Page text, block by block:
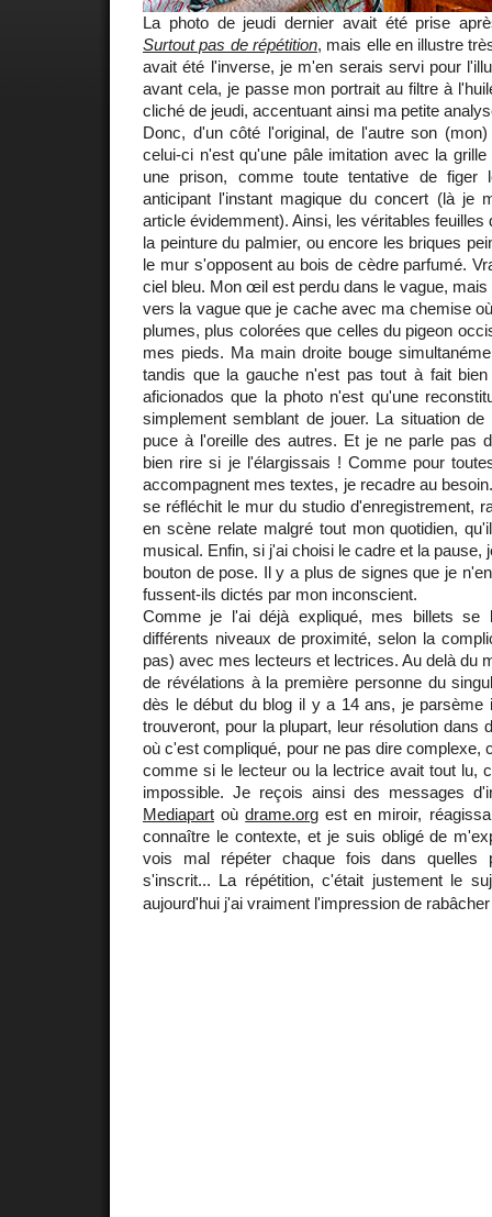
La photo de jeudi dernier avait été prise
Surtout pas de répétition, mais elle en illustre
avait été l'inverse, je m'en serais servi pour
avant cela, je passe mon portrait au filtre à
cliché de jeudi, accentuant ainsi ma petite
Donc, d'un côté l'original, de l'autre son
celui-ci n'est qu'une pâle imitation avec la
une prison, comme toute tentative de figer
anticipant l'instant magique du concert (là je
article évidemment). Ainsi, les véritables
la peinture du palmier, ou encore les briques
le mur s'opposent au bois de cèdre parfumé.
ciel bleu. Mon œil est perdu dans le vague,
vers la vague que je cache avec ma chemise
plumes, plus colorées que celles du pigeon
mes pieds. Ma main droite bouge
tandis que la gauche n'est pas tout à fait
aficionados que la photo n'est qu'une
simplement semblant de jouer. La situation
puce à l'oreille des autres. Et je ne parle pas
bien rire si je l'élargissais ! Comme pour
accompagnent mes textes, je recadre au
se réfléchit le mur du studio d'enregistrement,
en scène relate malgré tout mon quotidien,
musical. Enfin, si j'ai choisi le cadre et la pause,
bouton de pose. Il y a plus de signes que je
fussent-ils dictés par mon inconscient.
Comme je l'ai déjà expliqué, mes billets se
différents niveaux de proximité, selon la
pas) avec mes lecteurs et lectrices. Au delà du
de révélations à la première personne du
dès le début du blog il y a 14 ans, je parsème
trouveront, pour la plupart, leur résolution dans
où c'est compliqué, pour ne pas dire complexe,
comme si le lecteur ou la lectrice avait tout lu,
impossible. Je reçois ainsi des messages
Mediapart oùdrame.org est en miroir,
connaître le contexte, et je suis obligé de
vois mal répéter chaque fois dans quelles
s'inscrit... La répétition, c'était justement le
aujourd'hui j'ai vraiment l'impression de